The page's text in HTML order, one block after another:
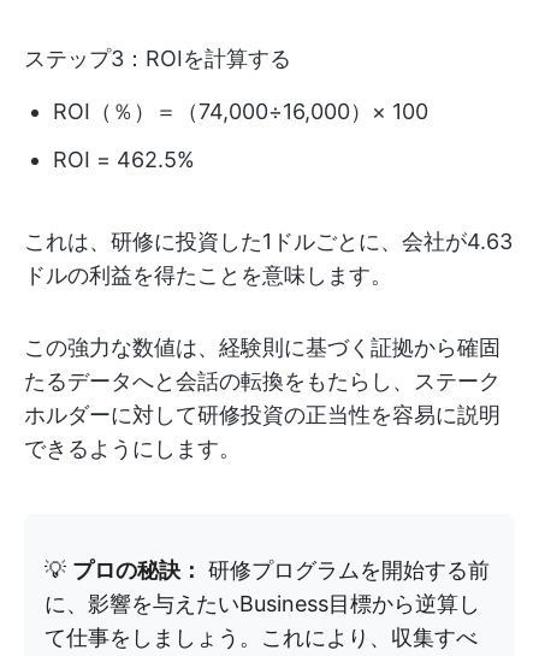
ステップ3：ROIを計算する
ROI（％）＝（74,000÷16,000）× 100
ROI = 462.5%
これは、研修に投資した1ドルごとに、会社が4.63
ドルの利益を得たことを意味します。
この強力な数値は、経験則に基づく証拠から確固
たるデータへと会話の転換をもたらし、ステーク
ホルダーに対して研修投資の正当性を容易に説明
できるようにします。
💡 プロの秘訣： 研修プログラムを開始する前
に、影響を与えたいBusiness目標から逆算し
て仕事をしましょう。これにより、収集すべ